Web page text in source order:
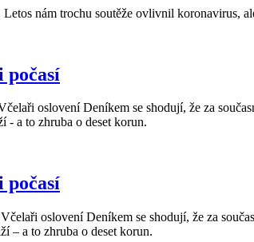
nám trochu soutěže ovlivnil koronavirus,
počasí
oslovení Deníkem se shodují, že za
- a to zhruba o deset korun.
počasí
oslovení Deníkem se shodují, že za
– a to zhruba o deset korun.